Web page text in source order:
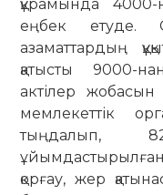
құрамында
еңбек
азаматтардың
қатысты 9000-нан
актілер жобасын
мемлекеттік
тыңдалып,
қорғау, жер